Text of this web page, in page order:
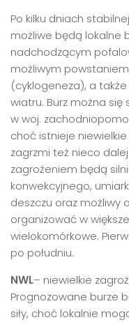
Po kilku dniach
możliwe będą lokalne
nadchodzącym
możliwym
(cyklogeneza), a
wiatru. Burz można
w woj.
choć istnieje
zagrzmi też nieco dalej
zagrożeniem będą
konwekcyjnego,
deszczu oraz możliwy
organizować w
wielokomórkowe.
po południu.
NWL– niewielkie
Prognozowane burze
siły, choć lokalnie